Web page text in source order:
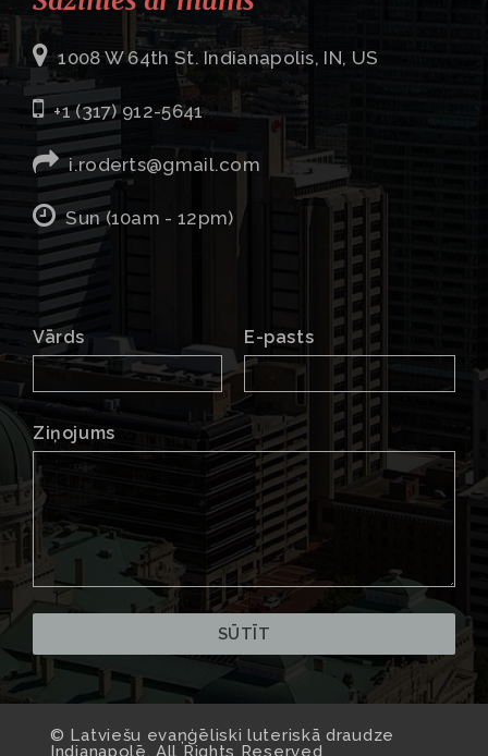
1008 W 64th St. Indianapolis, IN, US
+1 (317) 912-5641
i.roderts@gmail.com
Sun (10am - 12pm)
Vārds E-pasts
Ziņojums
© Latviešu evaņģēliski luteriskā draudze
Indianapolē. All Rights Reserved